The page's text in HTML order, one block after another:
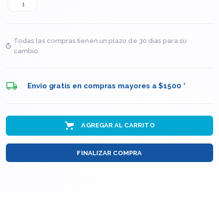
Todas las compras tienen un plazo de 30 días para su
cambio.
Envio gratis en compras mayores a $1500 *
AGREGAR AL CARRITO
FINALIZAR COMPRA